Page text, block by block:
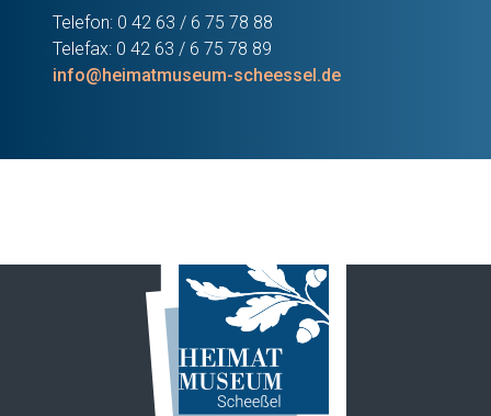
Telefon: 0 42 63 / 6 75 78 88
Telefax: 0 42 63 / 6 75 78 89
info@heimatmuseum-scheessel.de